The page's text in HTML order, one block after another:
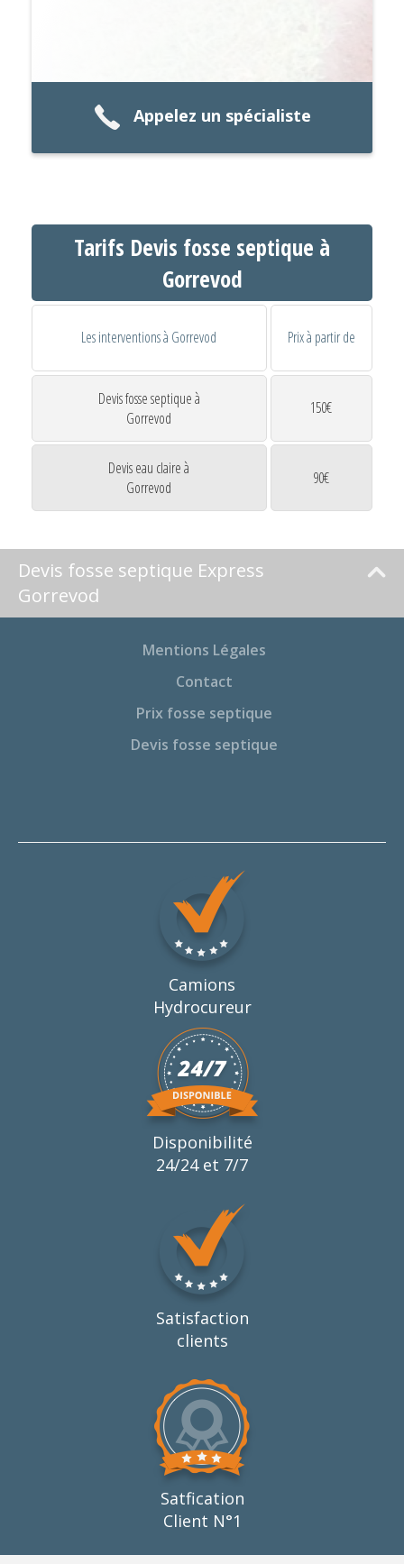
Appelez un spécialiste
Tarifs Devis fosse septique à
Gorrevod
Les interventions à Gorrevod Prix à partir de
Devis fosse septique à
Gorrevod
150€
Devis eau claire à
Gorrevod
90€
Devis fosse septique Express
Gorrevod
Mentions Légales
Contact
Prix fosse septique
Devis fosse septique
Camions
Hydrocureur
Disponibilité
24/24 et 7/7
Satisfaction
clients
Satfication
Client N°1